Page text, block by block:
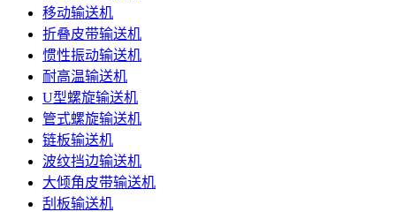
移动输送机
折叠皮带输送机
惯性振动输送机
耐高温输送机
U型螺旋输送机
管式螺旋输送机
链板输送机
波纹挡边输送机
大倾角皮带输送机
刮板输送机